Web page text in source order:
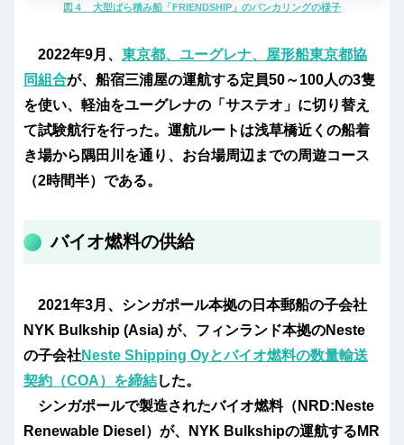
図４ 大型ばら積み船「FRIENDSHIP」のバンカリングの様子
2022年9月、 東京都、ユーグレナ、屋形船東京都協
同組合が、船宿三浦屋の運航する定員50～100人の3隻
を使い、軽油をユーグレナの「サステオ」に切り替え
て試験航行を行った。運航ルートは浅草橋近くの船着
き場から隅田川を通り、お台場周辺までの周遊コース
（2時間半）である。
バイオ燃料の供給
2021年3月、シンガポール本拠の日本郵船の子会社
NYK Bulkship (Asia) が、フィンランド本拠のNeste
の子会社Neste Shipping Oyとバイオ燃料の数量輸送
契約（COA）を締結した。
シンガポールで製造されたバイオ燃料（NRD:Neste
Renewable Diesel）が、NYK Bulkshipの運航するMR